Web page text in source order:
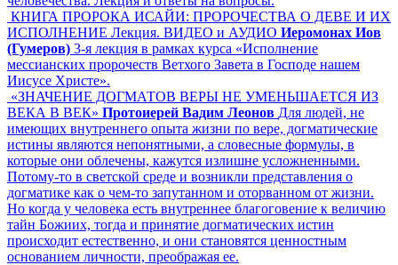
КНИГА ПРОРОКА ИСАЙИ: ПРОРОЧЕСТВА О ДЕВЕ И ИХ
ИСПОЛНЕНИЕ Лекция. ВИДЕО и АУДИО Иеромонах Иов
(Гумеров) 3-я лекция в рамках курса «Исполнение
мессианских пророчеств Ветхого Завета в Господе нашем
Иисусе Христе».
«ЗНАЧЕНИЕ ДОГМАТОВ ВЕРЫ НЕ УМЕНЬШАЕТСЯ ИЗ
ВЕКА В ВЕК» Протоиерей Вадим Леонов Для людей, не
имеющих внутреннего опыта жизни по вере, догматические
истины являются непонятными, а словесные формулы, в
которые они облечены, кажутся излишне усложненными.
Потому-то в светской среде и возникли представления о
догматике как о чем-то запутанном и оторванном от жизни.
Но когда у человека есть внутреннее благоговение к величию
тайн Божиих, тогда и принятие догматических истин
происходит естественно, и они становятся ценностным
основанием личности, преображая ее.